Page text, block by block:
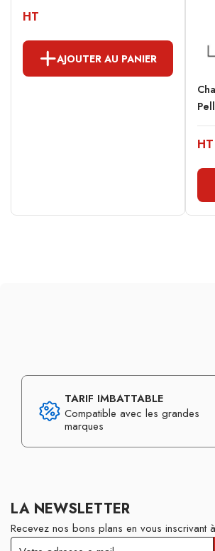
HT
AJOUTER AU PANIER
HT
TARIF IMBATTABLE
Compatible avec les grandes
marques
LA NEWSLETTER
Recevez nos bons plans en vous inscrivant